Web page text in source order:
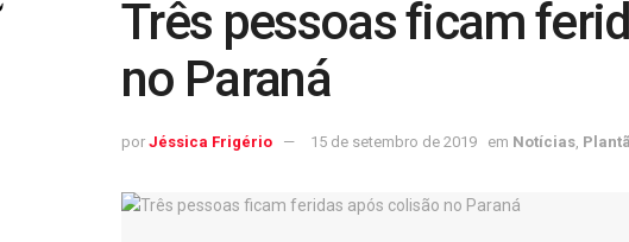
Três pessoas ficam
no Paraná
por Jéssica Frigério 15 de setembro de 2019 em Notícias